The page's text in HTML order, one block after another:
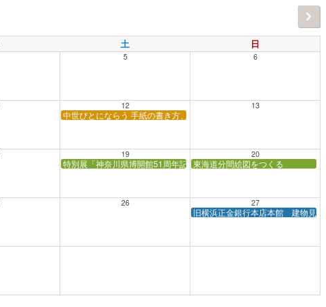
土 日
5 6
12
中世びとにならう 手紙の書き方、折り方（小学生～高校生とその保護
13
19
特別展「神奈川県博開館51周年記念 つなぐ、神奈川県博 －
20
東海道分間絵図をつくる
26 27
旧横浜正金銀行本店本館 建物見